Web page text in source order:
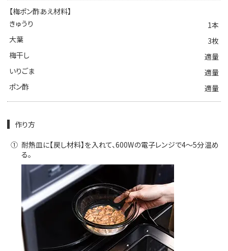
【梅ポン酢あえ材料】
きゅうり
1本
大葉
3枚
梅干し
適量
いりごま
適量
ポン酢
適量
作り方
① 耐熱皿に【戻し材料】を入れて、600Wの電子レンジで4～5分温め
る。